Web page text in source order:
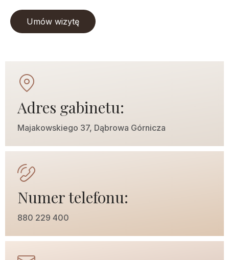
Umów wizytę
Adres gabinetu:
Majakowskiego 37, Dąbrowa Górnicza
Numer telefonu:
880 229 400